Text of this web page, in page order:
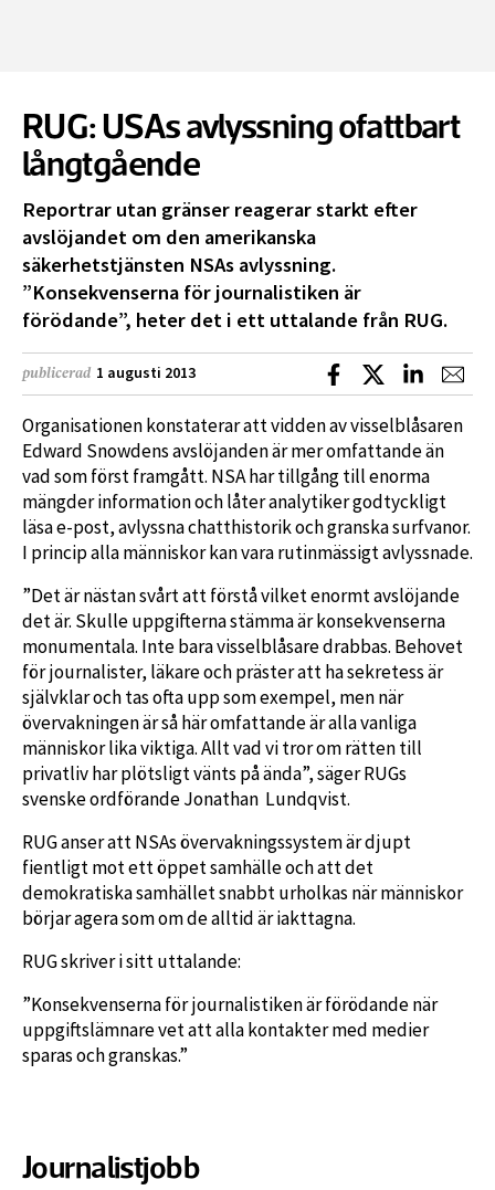
RUG: USAs avlyssning ofattbart
långtgående
Reportrar utan gränser reagerar starkt efter
avslöjandet om den amerikanska
säkerhetstjänsten NSAs avlyssning.
”Konsekvenserna för journalistiken är
förödande”, heter det i ett uttalande från RUG.
publicerad 1 augusti 2013 Dela på Facebook
Dela på XDela på
Organisationen konstaterar att vidden av visselblåsaren
Edward Snowdens avslöjanden är mer omfattande än
vad som först framgått. NSA har tillgång till enorma
mängder information och låter analytiker godtyckligt
läsa e-post, avlyssna chatthistorik och granska surfvanor.
I princip alla människor kan vara rutinmässigt avlyssnade.
”Det är nästan svårt att förstå vilket enormt avslöjande
det är. Skulle uppgifterna stämma är konsekvenserna
monumentala. Inte bara visselblåsare drabbas. Behovet
för journalister, läkare och präster att ha sekretess är
självklar och tas ofta upp som exempel, men när
övervakningen är så här omfattande är alla vanliga
människor lika viktiga. Allt vad vi tror om rätten till
privatliv har plötsligt vänts på ända”, säger RUGs
svenske ordförande Jonathan Lundqvist.
RUG anser att NSAs övervakningssystem är djupt
fientligt mot ett öppet samhälle och att det
demokratiska samhället snabbt urholkas när människor
börjar agera som om de alltid är iakttagna.
RUG skriver i sitt uttalande:
”Konsekvenserna för journalistiken är förödande när
uppgiftslämnare vet att alla kontakter med medier
sparas och granskas.”
Journalistjobb